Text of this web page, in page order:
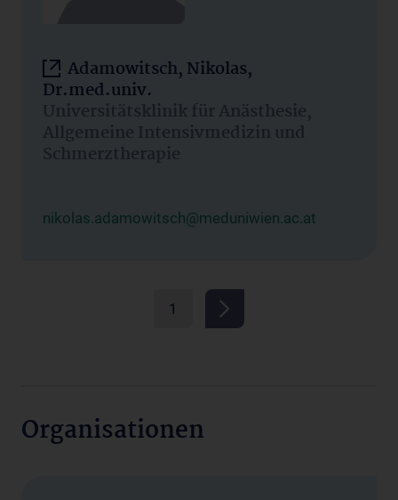
Adamowitsch, Nikolas,
Dr.med.univ.
Universitätsklinik für Anästhesie,
Allgemeine Intensivmedizin und
Schmerztherapie
nikolas.adamowitsch@meduniwien.ac.at
1
Organisationen